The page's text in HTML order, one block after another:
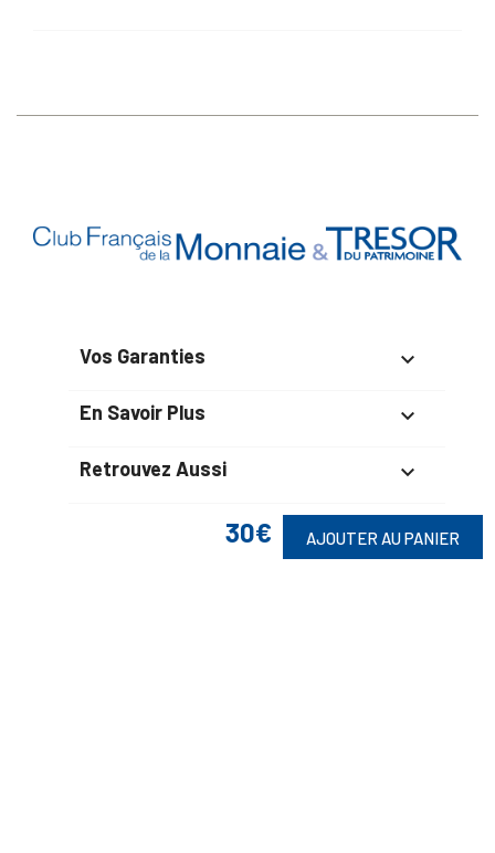
30€ AJOUTER AU PANIER
Vos Garanties 
En Savoir Plus 
Retrouvez Aussi 